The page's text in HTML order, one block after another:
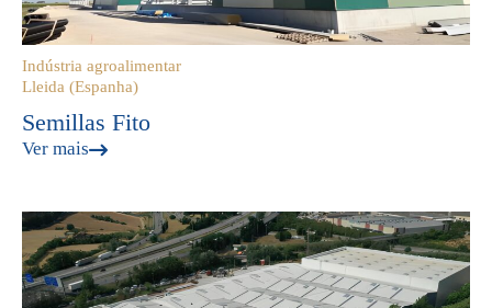
Indústria agroalimentar
Lleida (Espanha)
Semillas Fito
Ver mais